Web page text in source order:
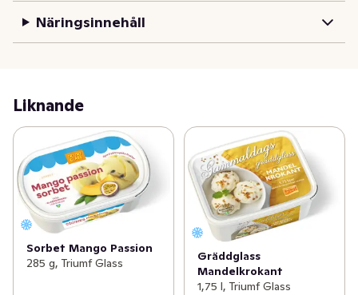
Näringsinnehåll
Liknande
Sorbet Mango Passion
285 g, Triumf Glass
Gräddglass
Mandelkrokant
1,75 l, Triumf Glass